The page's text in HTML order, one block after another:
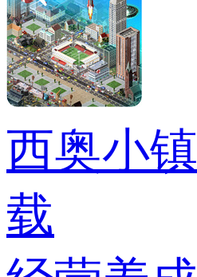
西奥小
载